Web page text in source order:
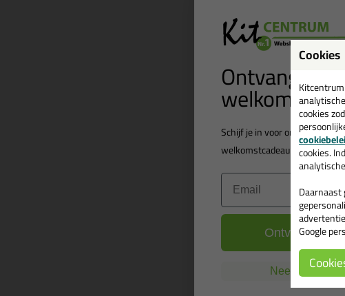
Cookies
cookies
cookies.
Daarnaast
Google
Ontvang een
Schijf je in voor onze
welkomstcadeau t.w.v. €35,-
Email
Ontvang de
Nee, ik wil